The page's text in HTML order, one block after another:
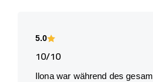
5.0
10/10
Ilona war während des